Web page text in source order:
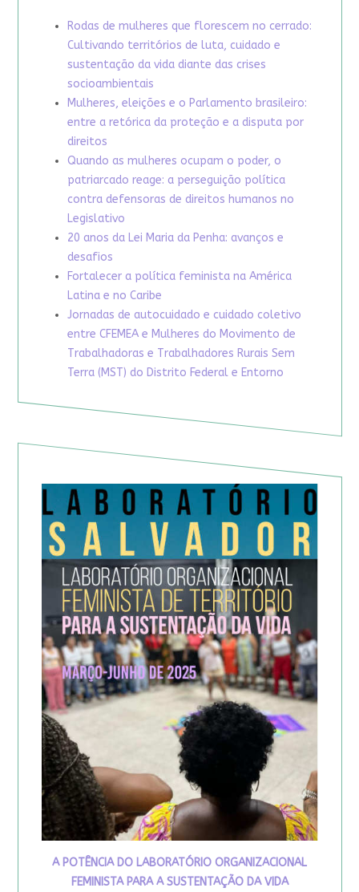
Rodas de mulheres que florescem no cerrado:
Cultivando territórios de luta, cuidado e
sustentação da vida diante das crises
socioambientais
Mulheres, eleições e o Parlamento brasileiro:
entre a retórica da proteção e a disputa por
direitos
Quando as mulheres ocupam o poder, o
patriarcado reage: a perseguição política
contra defensoras de direitos humanos no
Legislativo
20 anos da Lei Maria da Penha: avanços e
desafios
Fortalecer a política feminista na América
Latina e no Caribe
Jornadas de autocuidado e cuidado coletivo
entre CFEMEA e Mulheres do Movimento de
Trabalhadoras e Trabalhadores Rurais Sem
Terra (MST) do Distrito Federal e Entorno
A POTÊNCIA DO LABORATÓRIO ORGANIZACIONAL
FEMINISTA PARA A SUSTENTAÇÃO DA VIDA